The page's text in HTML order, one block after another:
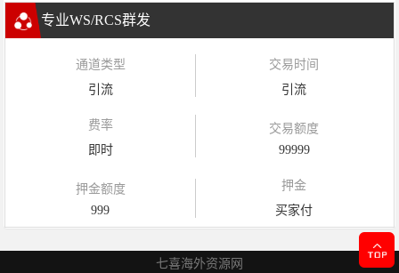
专业WS/RCS群发
通道类型
引流
交易时间
引流
费率
即时
交易额度
99999
押金额度
999
押金
买家付
七喜海外资源网